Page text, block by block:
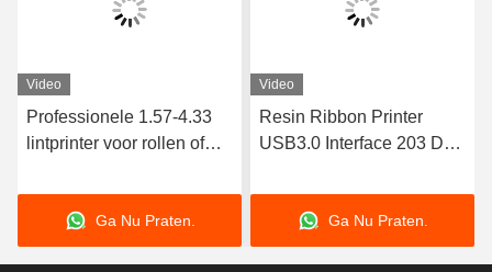
Video
Professionele 1.57-4.33
lintprinter voor rollen of
7PL precisie en
Ga Nu Praten.
Video
Resin Ribbon Printer
USB3.0 Interface 203 Dpi
en tickets
Ga Nu Praten.